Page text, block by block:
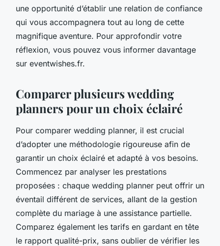
une opportunité d’établir une relation de confiance
qui vous accompagnera tout au long de cette
magnifique aventure. Pour approfondir votre
réflexion, vous pouvez vous informer davantage
sur eventwishes.fr.
Comparer plusieurs wedding
planners pour un choix éclairé
Pour comparer wedding planner, il est crucial
d’adopter une méthodologie rigoureuse afin de
garantir un choix éclairé et adapté à vos besoins.
Commencez par analyser les prestations
proposées : chaque wedding planner peut offrir un
éventail différent de services, allant de la gestion
complète du mariage à une assistance partielle.
Comparez également les tarifs en gardant en tête
le rapport qualité-prix, sans oublier de vérifier les